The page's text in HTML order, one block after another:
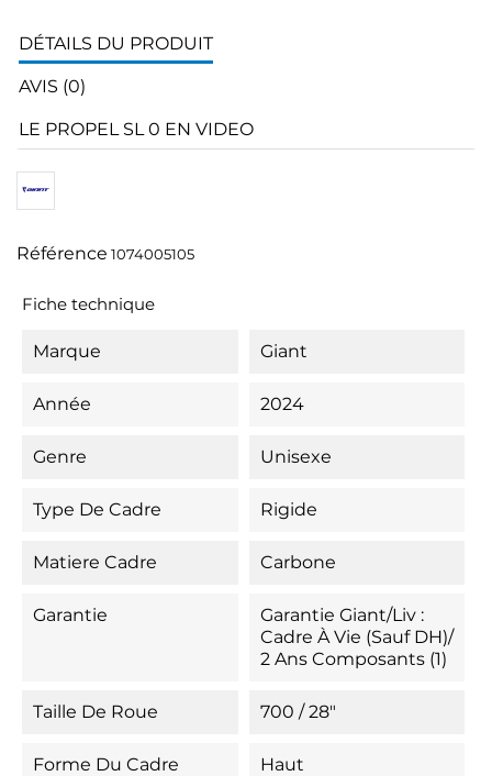
DÉTAILS DU PRODUIT
AVIS (0)
LE PROPEL SL 0 EN VIDEO
Référence 1074005105
Fiche technique
Marque Giant
Année 2024
Genre Unisexe
Type De Cadre Rigide
Matiere Cadre Carbone
Garantie
Garantie Giant/Liv :
Cadre À Vie (sauf DH)/
2 Ans Composants (1)
Taille De Roue 700 / 28"
Forme Du Cadre Haut